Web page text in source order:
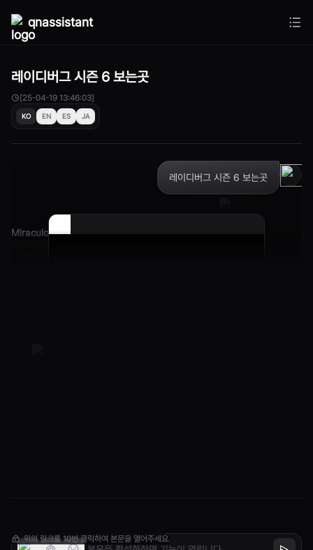
qnassistant
레이디버그 시즌 6 보는곳
[25-04-19 13:46:03]
KO EN ES JA
레이디버그 시즌 6 보는곳
Miraculous: Full Episodes and Livestreams!
위의 링크를 10번 클릭하여 본문을 열어주세요.